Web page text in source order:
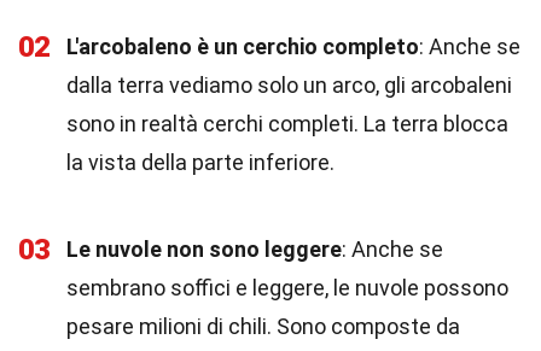
02 L'arcobaleno è un cerchio completo: Anche se
dalla terra vediamo solo un arco, gli arcobaleni
sono in realtà cerchi completi. La terra blocca
la vista della parte inferiore.
03 Le nuvole non sono leggere: Anche se
sembrano soffici e leggere, le nuvole possono
pesare milioni di chili. Sono composte da